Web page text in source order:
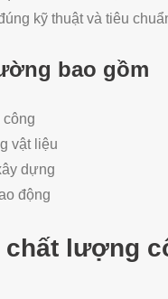
kỹ thuật và tiêu
bao gồm
công
vật liệu
dựng
động
chất lượng